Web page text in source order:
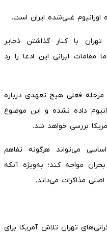
اورانیوم غنی‌شده ایران است.
با کنار گذاشتن ذخایر
مقامات ایرانی این ادعا را رد
مرحله فعلی هیچ تعهدی درباره
داده نشده و این موضوع
بررسی خواهد شد.
می‌تواند هرگونه تفاهم
مواجه کند؛ به‌ویژه آنکه
مذاکرات می‌داند.
تهران تلاش آمریکا برای